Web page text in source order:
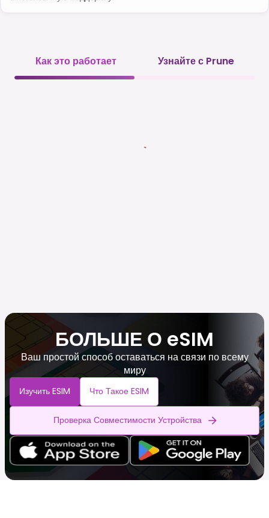
Как это работает Узнайте с Prune
БОЛЬШЕ О eSIM
Ваш простой способ оставаться на связи по всему
миру
Изучить ESIM Что Такое ESIM
Проверка Совместимости Устройства